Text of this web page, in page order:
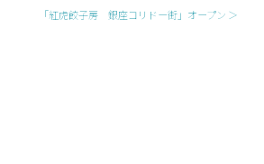
「紅虎餃子房 銀座コリドー街」オープン ＞